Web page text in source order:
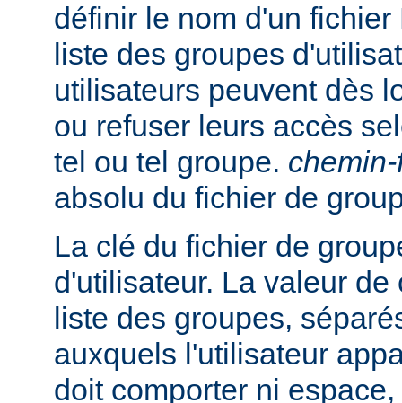
définir le nom d'un
liste des groupes
utilisateurs peuvent dès
ou refuser leurs accès
tel ou tel groupe.
absolu du fichier de
La clé du fichier de
d'utilisateur. La valeur
liste des groupes,
auxquels l'utilisateur
doit comporter ni